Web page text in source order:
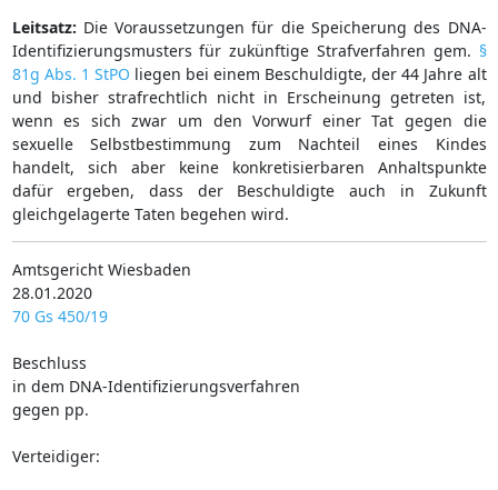
Leitsatz: Die Voraussetzungen für die Speicherung des DNA-
Identifizierungsmusters für zukünftige Strafverfahren gem. §
81g Abs. 1 StPO liegen bei einem Beschuldigte, der 44 Jahre alt
und bisher strafrechtlich nicht in Erscheinung getreten ist,
wenn es sich zwar um den Vorwurf einer Tat gegen die
sexuelle Selbstbestimmung zum Nachteil eines Kindes
handelt, sich aber keine konkretisierbaren Anhaltspunkte
dafür ergeben, dass der Beschuldigte auch in Zukunft
gleichgelagerte Taten begehen wird.
Amtsgericht Wiesbaden
28.01.2020
70 Gs 450/19
Beschluss
in dem DNA-Identifizierungsverfahren
gegen pp.
Verteidiger: